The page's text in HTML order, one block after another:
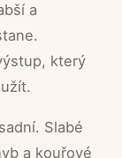
a
který
Slabé
a kouřové